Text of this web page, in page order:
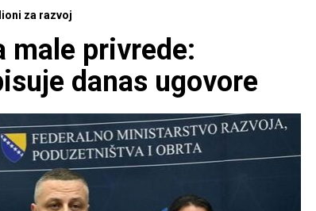
za razvoj
male privrede:
danas ugovore